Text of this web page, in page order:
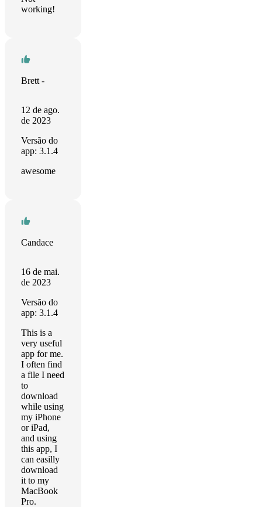
working!
Brett -
12 de ago.
de 2023
Versão do
app: 3.1.4
awesome
Candace
16 de mai.
de 2023
Versão do
app: 3.1.4
This is a
very useful
app for me.
I often find
a file I need
to
download
while using
my iPhone
or iPad,
and using
this app, I
can easilly
download
it to my
MacBook
Pro.